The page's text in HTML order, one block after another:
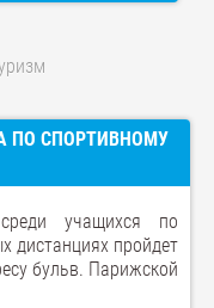
ПО СПОРТИВНОМУ
учащихся по
дистанциях пройдет
бульв. Парижской